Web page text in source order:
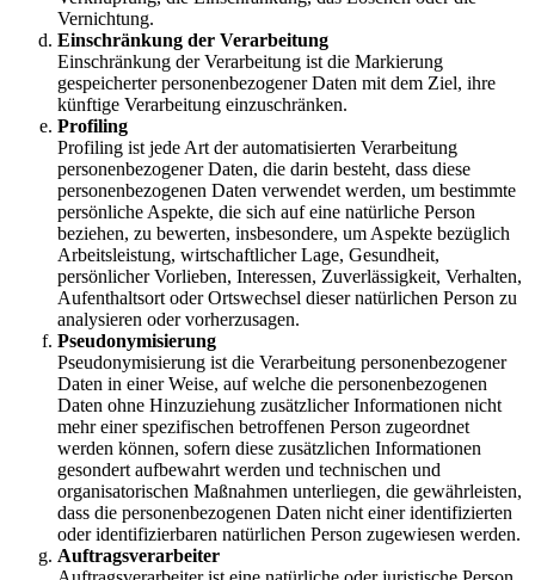
Vernichtung.
Einschränkung der Verarbeitung
Einschränkung der Verarbeitung ist die Markierung
gespeicherter personenbezogener Daten mit dem Ziel, ihre
künftige Verarbeitung einzuschränken.
Profiling
Profiling ist jede Art der automatisierten Verarbeitung
personenbezogener Daten, die darin besteht, dass diese
personenbezogenen Daten verwendet werden, um bestimmte
persönliche Aspekte, die sich auf eine natürliche Person
beziehen, zu bewerten, insbesondere, um Aspekte bezüglich
Arbeitsleistung, wirtschaftlicher Lage, Gesundheit,
persönlicher Vorlieben, Interessen, Zuverlässigkeit, Verhalten,
Aufenthaltsort oder Ortswechsel dieser natürlichen Person zu
analysieren oder vorherzusagen.
Pseudonymisierung
Pseudonymisierung ist die Verarbeitung personenbezogener
Daten in einer Weise, auf welche die personenbezogenen
Daten ohne Hinzuziehung zusätzlicher Informationen nicht
mehr einer spezifischen betroffenen Person zugeordnet
werden können, sofern diese zusätzlichen Informationen
gesondert aufbewahrt werden und technischen und
organisatorischen Maßnahmen unterliegen, die gewährleisten,
dass die personenbezogenen Daten nicht einer identifizierten
oder identifizierbaren natürlichen Person zugewiesen werden.
Auftragsverarbeiter